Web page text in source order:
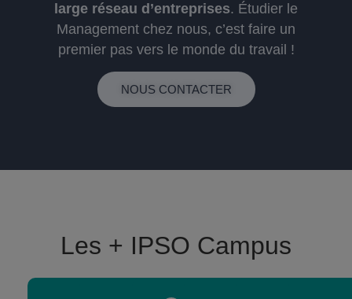
large réseau d’entreprises. Étudier le
Management chez nous, c’est faire un
premier pas vers le monde du travail !
NOUS CONTACTER
Les + IPSO Campus